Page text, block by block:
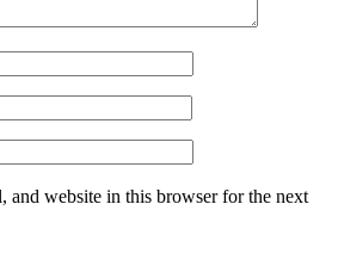
and website in this browser for the next